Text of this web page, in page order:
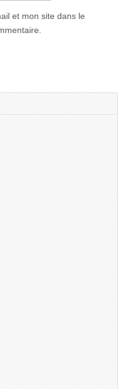
et mon site dans le